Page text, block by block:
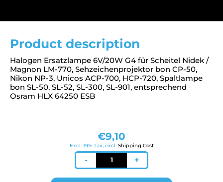
Product description
Halogen Ersatzlampe 6V/20W G4 für Scheitel Nidek /
Magnon LM-770, Sehzeichenprojektor bon CP-50,
Nikon NP-3, Unicos ACP-700, HCP-720, Spaltlampe
bon SL-50, SL-52, SL-300, SL-901, entsprechend
Osram HLX 64250 ESB
€9,10
Excl. 19% Tax, excl. Shipping Cost
-
Lampe
6V/20W
für
+